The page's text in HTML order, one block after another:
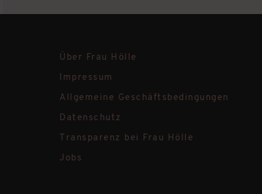
Über Frau Hölle
Impressum
Allgemeine Geschäftsbedingungen
Datenschutz
Transparenz bei Frau Hölle
Jobs